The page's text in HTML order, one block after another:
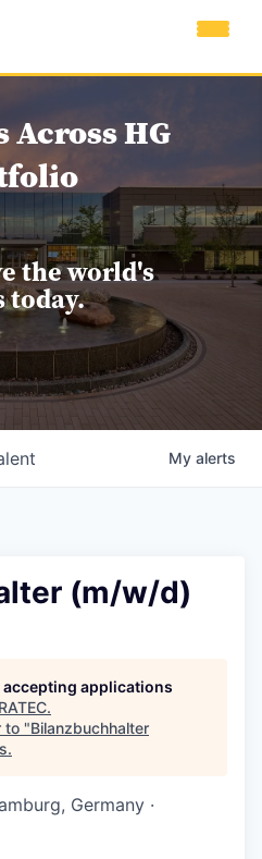
HG
the world's
today.
My alerts
(m/w/d)
applications
.
to "Bilanzbuchhalter
.
Germany ·